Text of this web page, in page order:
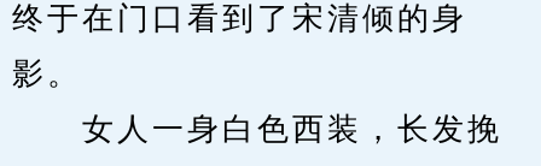
终于在门口看到了宋清倾的身
影。
女人一身白色西装，长发挽